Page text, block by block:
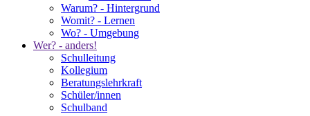
Warum? - Hintergrund
Womit? - Lernen
Wo? - Umgebung
Wer? - anders!
Schulleitung
Kollegium
Beratungslehrkraft
Schüler/innen
Schulband